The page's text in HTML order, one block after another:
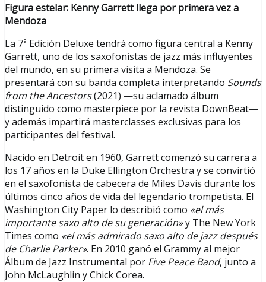
Figura estelar: Kenny Garrett llega por primera vez a
Mendoza
La 7ª Edición Deluxe tendrá como figura central a Kenny
Garrett, uno de los saxofonistas de jazz más influyentes
del mundo, en su primera visita a Mendoza. Se
presentará con su banda completa interpretando Sounds
from the Ancestors(2021) —su aclamado álbum
distinguido como masterpiece por la revista DownBeat—
y además impartirá masterclasses exclusivas para los
participantes del festival.
Nacido en Detroit en 1960, Garrett comenzó su carrera a
los 17 años en la Duke Ellington Orchestra y se convirtió
en el saxofonista de cabecera de Miles Davis durante los
últimos cinco años de vida del legendario trompetista. El
Washington City Paper lo describió como «el más
importante saxo alto de su generación»y The New York
Times como «el más admirado saxo alto de jazz después
de Charlie Parker». En 2010 ganó el Grammy al mejor
Álbum de Jazz Instrumental por Five Peace Band, junto a
John McLaughlin y Chick Corea.